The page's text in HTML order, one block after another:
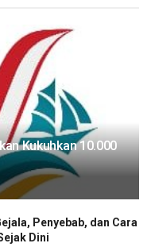
Kukuhkan 10.000
Penyebab, dan Cara
Dini